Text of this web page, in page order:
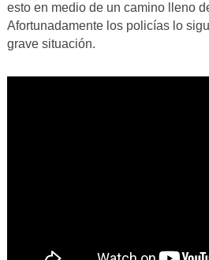
esto en medio de un camino lleno
Afortunadamente los policías lo
grave situación.